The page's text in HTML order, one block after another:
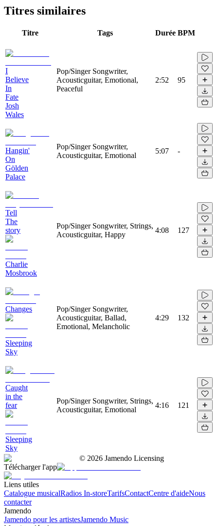
Titres similaires
Titre Tags Durée BPM
I
Believe
In
Fate
Josh
Wales
Pop/Singer Songwriter,
Acousticguitar, Emotional,
Peaceful
2:52 95
Hangin'
On
Gölden
Palace
Pop/Singer Songwriter,
Acousticguitar, Emotional
5:07 -
Tell
The
story
Charlie
Mosbrook
Pop/Singer Songwriter, Strings,
Acousticguitar, Happy
4:08 127
Changes
Sleeping
Sky
Pop/Singer Songwriter,
Acousticguitar, Ballad,
Emotional, Melancholic
4:29 132
Caught
in the
fear
Sleeping
Sky
Pop/Singer Songwriter, Strings,
Acousticguitar, Emotional
4:16 121
© 2026 Jamendo Licensing
Télécharger l'app
Liens utiles
Catalogue musicalRadios In-storeTarifsContactCentre d'aideNous
contacter
Jamendo
Jamendo pour les artistesJamendo Music